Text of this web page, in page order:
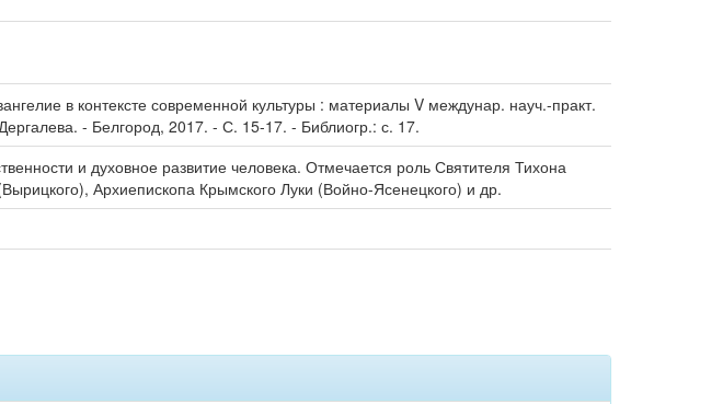
в контексте современной культуры : материалы V междунар. науч.-практ.
- Белгород, 2017. - С. 15-17. - Библиогр.: с. 17.
и духовное развитие человека. Отмечается роль Святителя Тихона
Архиепископа Крымского Луки (Войно-Ясенецкого) и др.